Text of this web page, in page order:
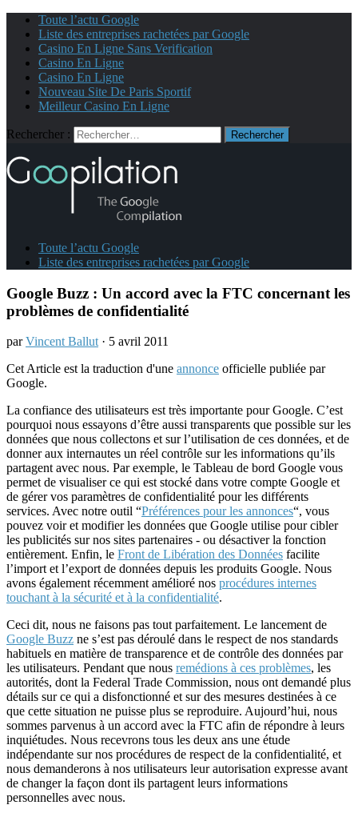
Toute l’actu Google
Liste des entreprises rachetées par Google
Casino En Ligne Sans Verification
Casino En Ligne
Casino En Ligne
Nouveau Site De Paris Sportif
Meilleur Casino En Ligne
Rechercher :
Toute l’actu Google
Liste des entreprises rachetées par Google
Google Buzz : Un accord avec la FTC concernant les
problèmes de confidentialité
parVincent Ballut· 5 avril 2011
Cet Article est la traduction d'une annonce officielle publiée par
Google.
La confiance des utilisateurs est très importante pour Google. C’est
pourquoi nous essayons d’être aussi transparents que possible sur les
données que nous collectons et sur l’utilisation de ces données, et de
donner aux internautes un réel contrôle sur les informations qu’ils
partagent avec nous. Par exemple, le Tableau de bord Google vous
permet de visualiser ce qui est stocké dans votre compte Google et
de gérer vos paramètres de confidentialité pour les différents
services. Avec notre outil “Préférences pour les annonces“, vous
pouvez voir et modifier les données que Google utilise pour cibler
les publicités sur nos sites partenaires - ou désactiver la fonction
entièrement. Enfin, le Front de Libération des Données facilite
l’import et l’export de données depuis les produits Google. Nous
avons également récemment amélioré nos procédures internes
touchant à la sécurité et à la confidentialité.
Ceci dit, nous ne faisons pas tout parfaitement. Le lancement de
Google Buzz ne s’est pas déroulé dans le respect de nos standards
habituels en matière de transparence et de contrôle des données par
les utilisateurs. Pendant que nous remédions à ces problèmes, les
autorités, dont la Federal Trade Commission, nous ont demandé plus
détails sur ce qui a disfonctionné et sur des mesures destinées à ce
que cette situation ne puisse plus se reproduire. Aujourd’hui, nous
sommes parvenus à un accord avec la FTC afin de répondre à leurs
inquiétudes. Nous recevrons tous les deux ans une étude
indépendante sur nos procédures de respect de la confidentialité, et
nous demanderons à nos utilisateurs leur autorisation expresse avant
de changer la façon dont ils partagent leurs informations
personnelles avec nous.